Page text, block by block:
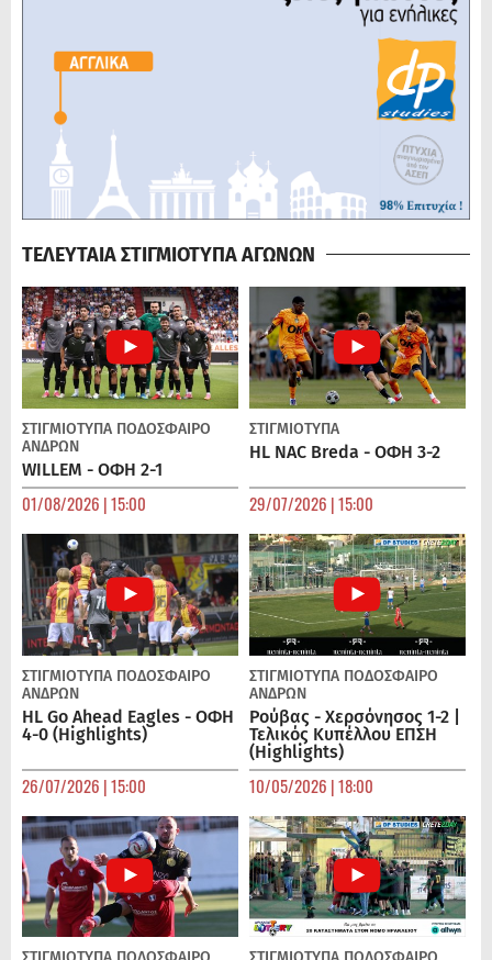
ΤΕΛΕΥΤΑΙΑ ΣΤΙΓΜΙΟΤΥΠΑ ΑΓΩΝΩΝ
ΣΤΙΓΜΙΟΤΥΠΑ ΠΟΔΌΣΦΑΙΡΟ
ΑΝΔΡΏΝ
WILLEM - ΟΦΗ 2-1
01/08/2026 | 15:00
ΣΤΙΓΜΙΟΤΥΠΑ
HL NAC Breda - ΟΦΗ 3-2
29/07/2026 | 15:00
ΣΤΙΓΜΙΟΤΥΠΑ ΠΟΔΌΣΦΑΙΡΟ
ΑΝΔΡΏΝ
HL Go Ahead Eagles - ΟΦΗ
4-0 (Highlights)
26/07/2026 | 15:00
ΣΤΙΓΜΙΟΤΥΠΑ ΠΟΔΌΣΦΑΙΡΟ
ΑΝΔΡΏΝ
Ρούβας - Χερσόνησος 1-2 |
Τελικός Κυπέλλου ΕΠΣΗ
(Highlights)
10/05/2026 | 18:00